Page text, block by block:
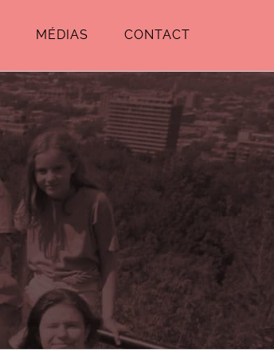
MÉDIAS CONTACT